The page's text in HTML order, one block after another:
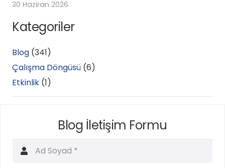
30 Haziran 2026
Kategoriler
Blog (341)
Çalışma Döngüsü (6)
Etkinlik (1)
Blog İletişim Formu